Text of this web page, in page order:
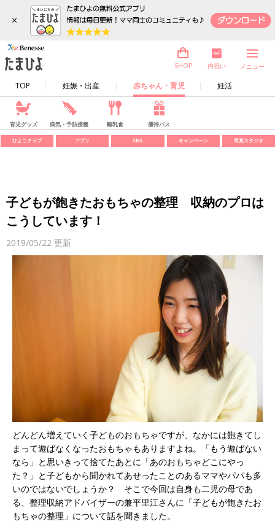
×
TOP 妊娠・出産 赤ちゃん・育児 妊活
SHOP 内祝い メニュー
育児グッズ 病気・予防接種 離乳食 優待パス
ひよこクラブ アプリ SNS キャンペーン 写真スタジオ
子どもが飽きたおもちゃの整理 収納のプロは
こうしています！
2019/05/22 更新
どんどん増えていく子どものおもちゃですが、なかには飽きてし
まって遊ばなくなったおもちゃもありますよね。「もう遊ばない
なら」と思いきって捨てたあとに「あのおもちゃどこにやっ
た？」と子どもから聞かれてあせったことのあるママやパパも多
いのではないでしょうか？ そこで今回は自身も二児の母であ
る、整理収納アドバイザーの兼平里江さんに「子どもが飽きたお
もちゃの整理」について話を聞きました。